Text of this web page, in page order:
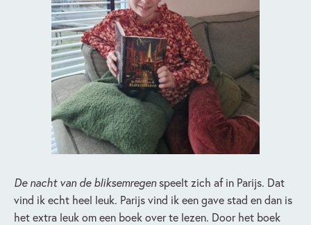
De nacht van de bliksemregenspeelt zich af in Parijs. Dat
vind ik echt heel leuk. Parijs vind ik een gave stad en dan is
het extra leuk om een boek over te lezen. Door het boek